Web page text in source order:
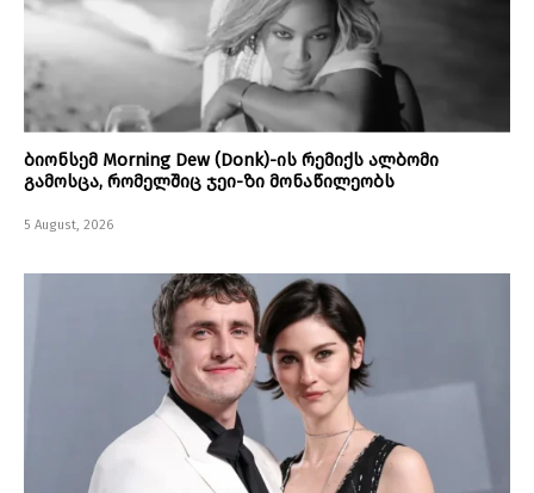
ბიონსემ Morning Dew (Donk)-ის რემიქს ალბომი
გამოსცა, რომელშიც ჯეი-ზი მონაწილეობს
5 August, 2026